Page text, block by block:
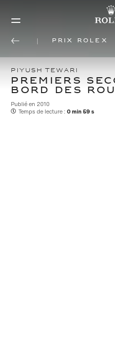
Prix Rolex
PIYUSH TEWARI
PREMIERS
BORD DES
Publié en 2010
Temps de lecture : 0 min 59 s